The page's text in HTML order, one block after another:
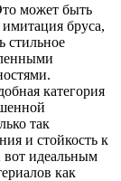
может быть
бруса,
стильное
категория
так
и стойкость к
идеальным
как